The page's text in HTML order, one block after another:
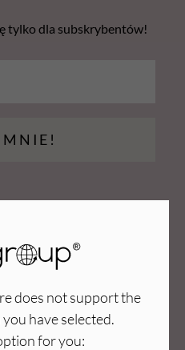
does not support the
have selected.
for you:
tylko dla subskrybentów!
MNIE!